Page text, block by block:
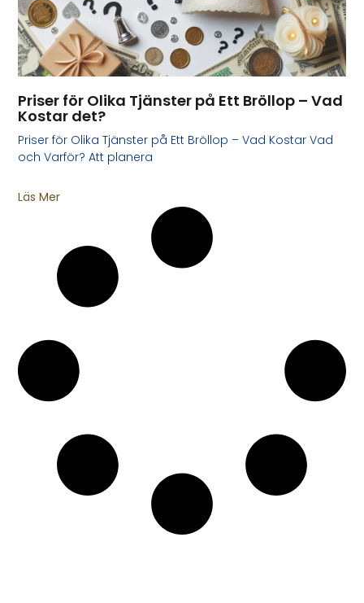
Priser för Olika Tjänster på Ett Bröllop – Vad
Kostar det?
Priser för Olika Tjänster på Ett Bröllop – Vad Kostar Vad
och Varför? Att planera
Läs Mer